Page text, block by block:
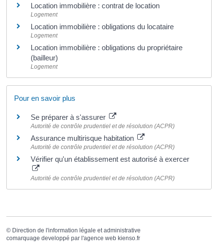
Location immobilière : contrat de location
Logement
Location immobilière : obligations du locataire
Logement
Location immobilière : obligations du propriétaire
(bailleur)
Logement
Pour en savoir plus
Se préparer à s'assurer
Autorité de contrôle prudentiel et de résolution (ACPR)
Assurance multirisque habitation
Autorité de contrôle prudentiel et de résolution (ACPR)
Vérifier qu'un établissement est autorisé à exercer
Autorité de contrôle prudentiel et de résolution (ACPR)
© Direction de l'information légale et administrative
comarquage developpé par l'agence web kienso.fr